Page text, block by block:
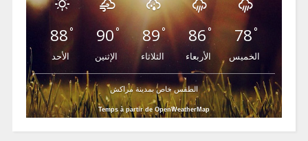
88°
الأحد
90°
الإثنين
89°
الثلاثاء
86°
الأربعاء
78°
الخميس
الطقس خاص بمدينة مراكش
Temps à partir de OpenWeatherMap